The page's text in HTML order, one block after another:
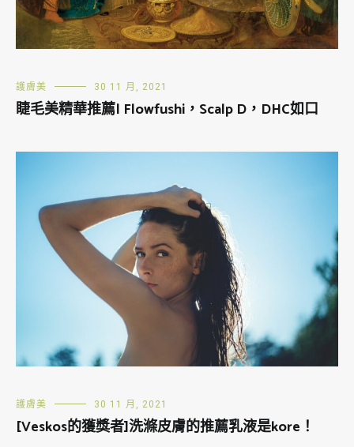
護膚美 30 11 月, 2021
睫毛美精華推薦| Flowfushi，Scalp D，DHC如口
護膚美 30 11 月, 2021
[Veskos的獲獎者]洗滌皮膚的推薦乳液是kore！